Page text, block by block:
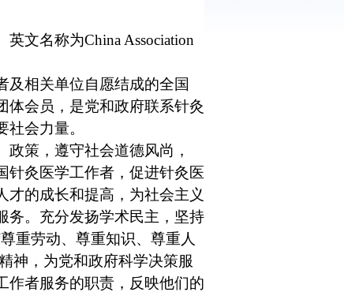
英文名称为China Association
及相关单位自愿结成的全国
体会员，是党和政府联系针灸
会力量。
策，遵守社会道德风尚，
针灸医学工作者，促进针灸医
才的成长和提高，为社会主义
务。充分发扬学术民主，坚持
尊重劳动、尊重知识、尊重人
神，为党和政府科学决策服
作者服务的职责，反映他们的